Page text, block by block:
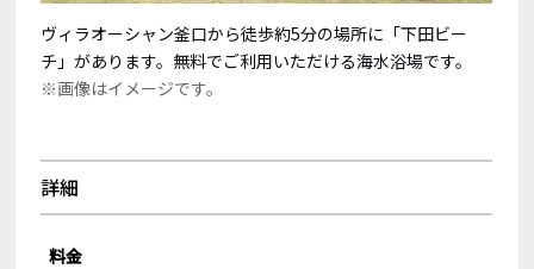
ヴィラオーシャン釜口から徒歩約5分の場所に「下田ビー
チ」があります。無料でご利用いただける海水浴場です。
※画像はイメージです。
詳細
料金